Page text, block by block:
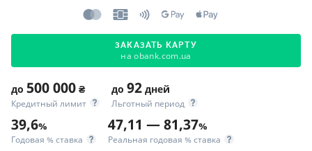
ЗАКАЗАТЬ КАРТУ
на obank.com.ua
до 500 000 ₴
Кредитный лимит
до 92 дней
Льготный период
39,6%
Годовая % ставка
47,11 — 81,37%
Реальная годовая % ставка